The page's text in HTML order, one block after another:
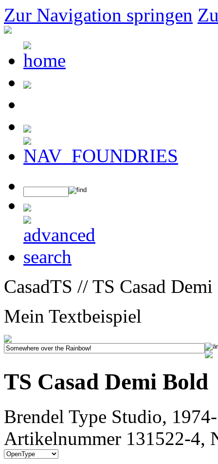
Zur Navigation springen
CasadTS // TS Casad
Mein Textbeispiel
TS Casad Demi Bold
Brendel Type Studio,
Artikelnummer 131522-4,